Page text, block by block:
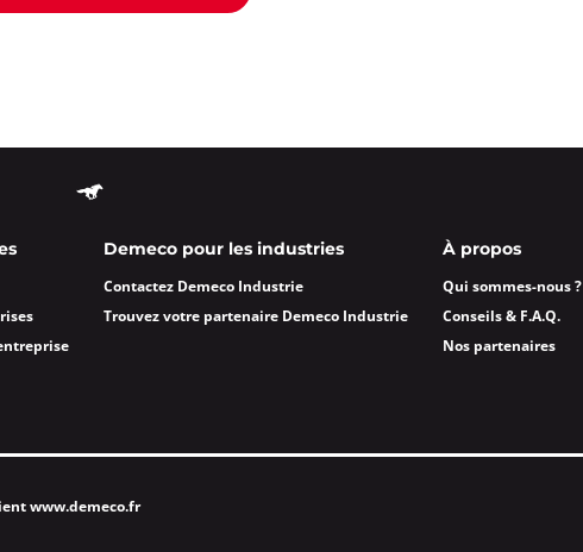
Demeco pour les industries
Contactez Demeco Industrie
Trouvez votre partenaire Demeco Industrie
À propos
Qui sommes-nous ?
Conseils & F.A.Q.
Nos partenaires
www.demeco.fr